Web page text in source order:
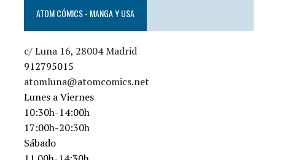
ATOM CÓMICS - MANGA Y USA
c/ Luna 16, 28004 Madrid
912795015
atomluna@atomcomics.net
Lunes a Viernes
10:30h-14:00h
17:00h-20:30h
Sábado